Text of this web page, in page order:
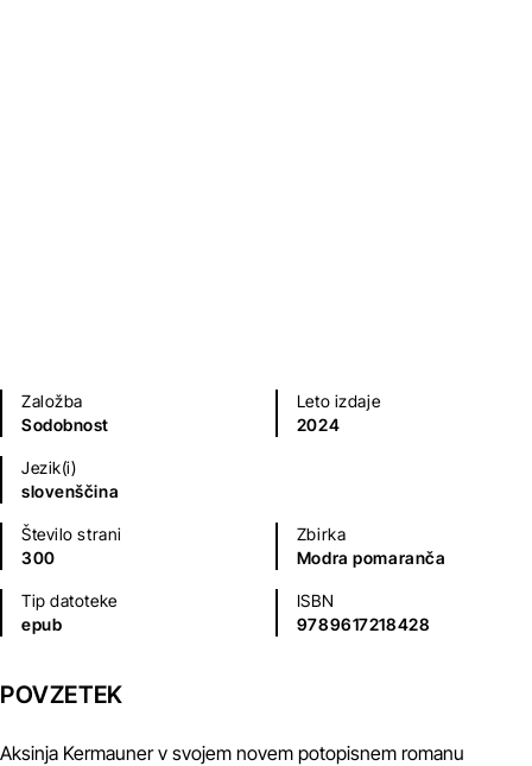
Založba
Sodobnost
Leto izdaje
2024
Jezik(i)
slovenščina
Število strani
300
Zbirka
Modra pomaranča
Tip datoteke
epub
ISBN
9789617218428
POVZETEK
Aksinja Kermauner v svojem novem potopisnem romanu